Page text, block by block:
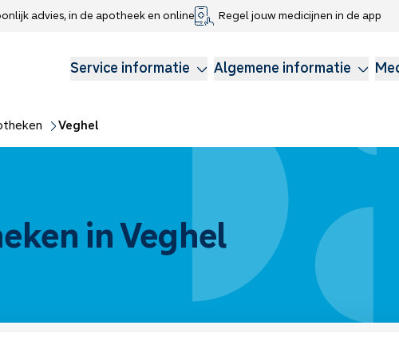
advies, in de apotheek en online Regel jouw medicijnen in de app
Service informatie Algemene informatie
Webshop
medische gegevens delen
Klachtenregeling
voor kinderen
Longzorg
Veghel
in Veghel